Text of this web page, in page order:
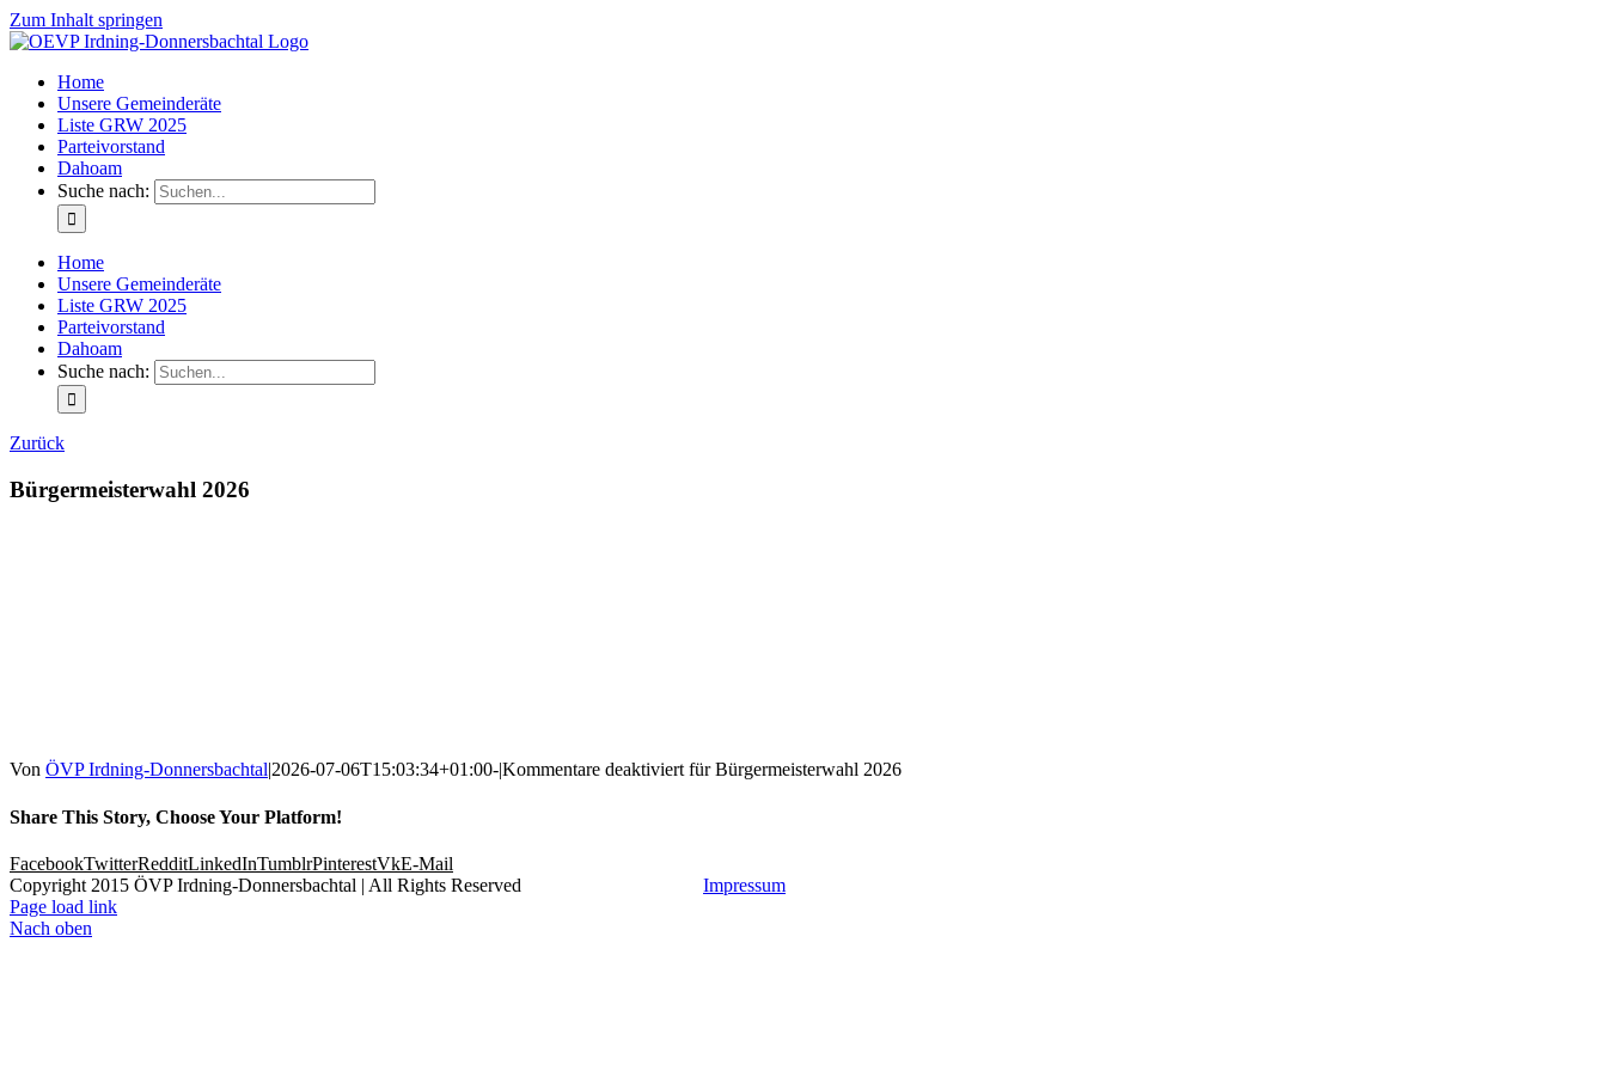
Zum Inhalt springen
Home
Unsere Gemeinderäte
Liste GRW 2025
Parteivorstand
Dahoam
Suche nach:
Home
Unsere Gemeinderäte
Liste GRW 2025
Parteivorstand
Dahoam
Suche nach:
Zurück
Bürgermeisterwahl 2026
Von ÖVP Irdning-Donnersbachtal|2026-07-06T15:03:34+01:00-|Kommentare deaktiviertfür Bürgermeisterwahl 2026
Share This Story, Choose Your Platform!
FacebookTwitterRedditLinkedInTumblrPinterestVkE-Mail
Copyright 2015 ÖVP Irdning-Donnersbachtal | All Rights Reserved Impressum
Page load link
Nach oben